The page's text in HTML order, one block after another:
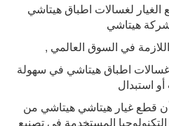
الغيار لغسالات اطباق هيتاشي
هيتاشي
في السوق العالمي ,
غسالات اطباق هيتاشي في سهولة
استبدال
أن قطع غيار هيتاشي هيتاشي من
المستخدمة في تصنيع